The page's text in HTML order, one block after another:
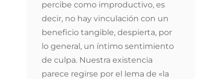
percibe como improductivo, es
decir, no hay vinculación con un
beneficio tangible, despierta, por
lo general, un íntimo sentimiento
de culpa. Nuestra existencia
parece regirse por el lema de «la